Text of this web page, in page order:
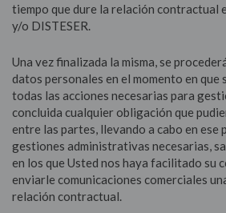
tiempo que dure la relación contractual
y/o DISTESER.
Una vez finalizada la misma, se
datos personales en el momento en que
todas las acciones necesarias para
concluida cualquier obligación que
entre las partes, llevando a cabo en ese
gestiones administrativas necesarias,
en los que Usted nos haya facilitado su
enviarle comunicaciones comerciales
relación contractual.